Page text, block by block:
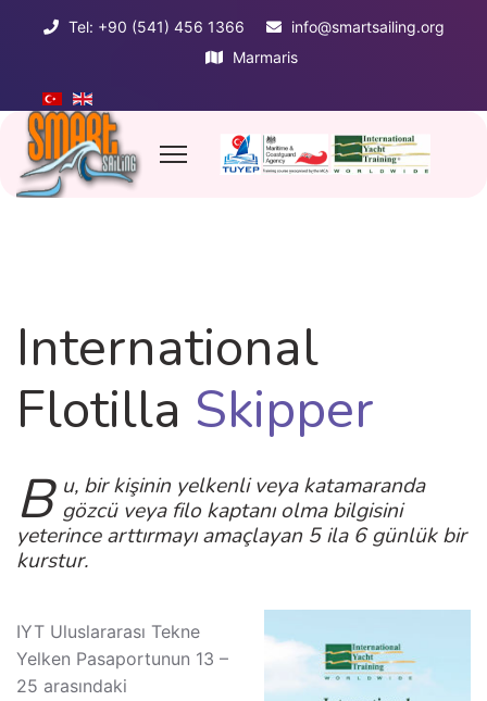
Tel: +90 (541) 456 1366
info@smartsailing.org
Marmaris
International
Flotilla Skipper
B u, bir kişinin yelkenli veya katamaranda
gözcü veya filo kaptanı olma bilgisini
yeterince arttırmayı amaçlayan 5 ila 6 günlük bir
kurstur.
IYT Uluslararası Tekne
Yelken Pasaportunun 13 –
25 arasındaki